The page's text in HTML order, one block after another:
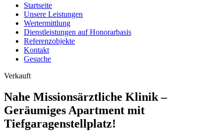
Startseite
Unsere Leistungen
Wertermittlung
Dienstleistungen auf Honorarbasis
Referenzobjekte
Kontakt
Gesuche
Verkauft
Nahe Missionsärztliche Klinik –
Geräumiges Apartment mit
Tiefgaragenstellplatz!